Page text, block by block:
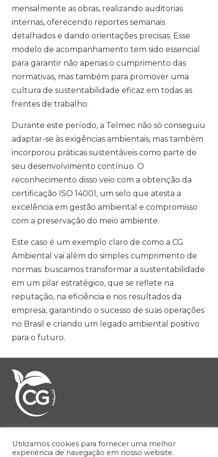
mensalmente as obras, realizando auditorias
internas, oferecendo reportes semanais
detalhados e dando orientações precisas. Esse
modelo de acompanhamento tem sido essencial
para garantir não apenas o cumprimento das
normativas, mas também para promover uma
cultura de sustentabilidade eficaz em todas as
frentes de trabalho.
Durante este período, a Telmec não só conseguiu
adaptar-se às exigências ambientais, mas também
incorporou práticas sustentáveis como parte de
seu desenvolvimento contínuo. O
reconhecimento disso veio com a obtenção da
certificação ISO 14001, um selo que atesta a
excelência em gestão ambiental e compromisso
com a preservação do meio ambiente.
Este caso é um exemplo claro de como a CG
Ambiental vai além do simples cumprimento de
normas: buscamos transformar a sustentabilidade
em um pilar estratégico, que se reflete na
reputação, na eficiência e nos resultados da
empresa, garantindo o sucesso de suas operações
no Brasil e criando um legado ambiental positivo
para o futuro.
Galleria Office Park, Ed. 2 – Sala 253
Utilizamos cookies para fornecer uma melhor
experiência de navegação em nosso website.